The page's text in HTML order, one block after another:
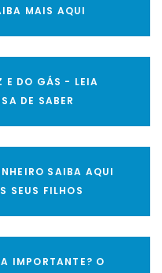
MAIS AQUI
E DO GÁS - LEIA
DE SABER
SAIBA AQUI
SEUS FILHOS
IMPORTANTE? O